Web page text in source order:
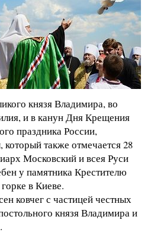
князя Владимира, во
и в канун Дня Крещения
праздника России,
также отмечается 28
Московский и всея Руси
у памятника Крестителю
в Киеве.
ковчег с частицей честных
князя Владимира и